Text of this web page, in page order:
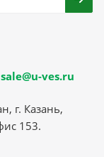
sale@u-ves.ru
г. Казань,
153.